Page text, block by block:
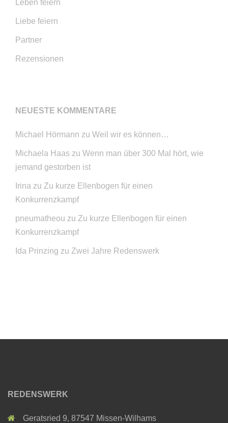
Leben feiern
Liebe feiern
Partner
Rezensionen
NEUESTE KOMMENTARE
Michael Hörmann zu Weil wir es können…
Michaela Haas zu Wenn man über 300 Mal hört, wie
jemand gestorben ist
Irina zu Zu kurze Ellenbogen für einen
Konkurrenzkampf
pneumatheou zu Zu kurze Ellenbogen für einen
Konkurrenzkampf
Ida Prinzing zu Zwei Jahre Redenswerk
REDENSWERK
Geratsried 9, 87547 Missen-Wilhams